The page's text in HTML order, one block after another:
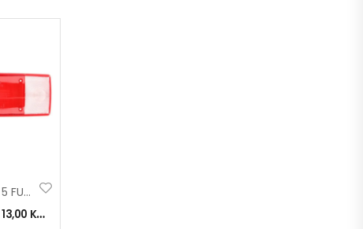
STAKLO STOP 5 FUNK DAF
13,00 KM